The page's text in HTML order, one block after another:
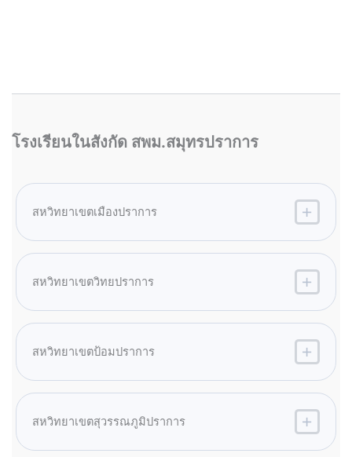
โรงเรียนในสังกัด สพม.สมุทรปราการ
สหวิทยาเขตเมืองปราการ
สหวิทยาเขตวิทยปราการ
สหวิทยาเขตป้อมปราการ
สหวิทยาเขตสุวรรณภูมิปราการ